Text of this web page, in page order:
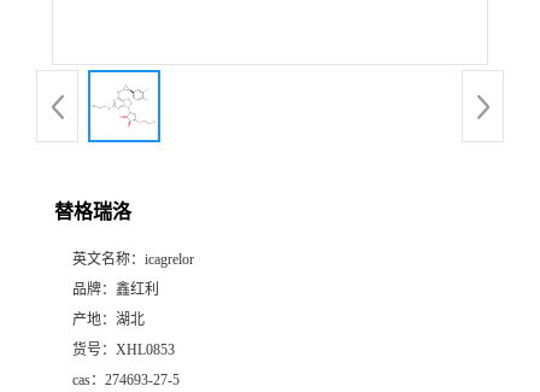
替格瑞洛
英文名称： icagrelor
品牌： 鑫红利
产地： 湖北
货号： XHL0853
cas： 274693-27-5